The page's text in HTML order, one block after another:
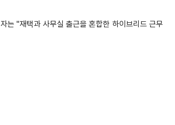
는 "재택과 사무실 출근을 혼합한 하이브리드 근무